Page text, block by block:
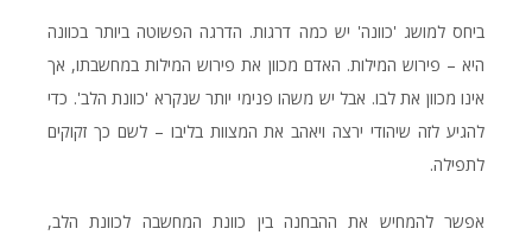
ביחס למושג 'כוונה' יש כמה דרגות. הדרגה הפשוטה ביותר בכוונה
היא – פירוש המילות. האדם מכוון את פירוש המילות במחשבתו, אך
אינו מכוון את לבו. אבל יש משהו פנימי יותר שנקרא 'כוונת הלב'. כדי
להגיע לזה שיהודי ירצה ויאהב את המצוות בליבו – לשם כך זקוקים
לתפילה.
אפשר להמחיש את ההבחנה בין כוונת המחשבה לכוונת הלב,